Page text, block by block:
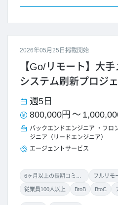
2026年05月25日掲載開始
【Go/リモート】大
システム刷新プロジ
週5日
800,000円 ～
バックエンドエンジニア
フロ
ジニア（リードエンジニア）
エージェントサービス
フルリモ
従業員100人以上 BtoB BtoC